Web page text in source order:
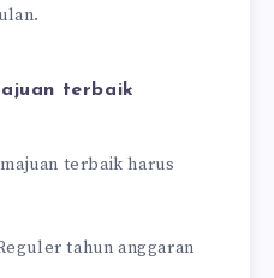
terbaik
terbaik harus
tahun anggaran